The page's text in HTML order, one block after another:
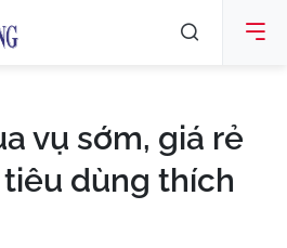
vụ sớm, giá rẻ
dùng thích